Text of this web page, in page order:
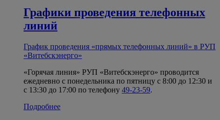
Графики проведения телефонных
линий
График проведения «прямых телефонных линий» в РУП
«Витебскэнерго»
«Горячая линия» РУП «Витебскэнерго» проводится
ежедневно с понедельника по пятницу с 8:00 до 12:30 и
с 13:30 до 17:00 по телефону 49-23-59.
Подробнее